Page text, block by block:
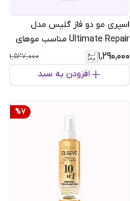
اسپری مو دو فاز گلیس مدل
Ultimate Repair مناسب موهای
آسیب دیده و خشک ۲۰۰ میل
۱٬۲۹۰٬۰۰۰ ۱٬۵۲۷٬۰۰۰
افزودن به سبد
%7